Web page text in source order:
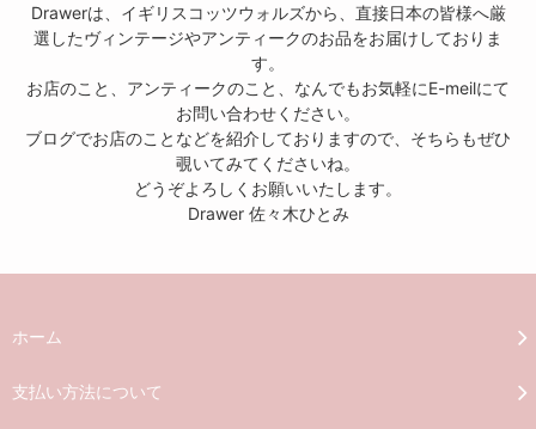
Drawerは、イギリスコッツウォルズから、直接日本の皆様へ厳
選したヴィンテージやアンティークのお品をお届けしておりま
す。
お店のこと、アンティークのこと、なんでもお気軽にE-meilにて
お問い合わせください。
ブログでお店のことなどを紹介しておりますので、そちらもぜひ
覗いてみてくださいね。
どうぞよろしくお願いいたします。
Drawer 佐々木ひとみ
ホーム
支払い方法について